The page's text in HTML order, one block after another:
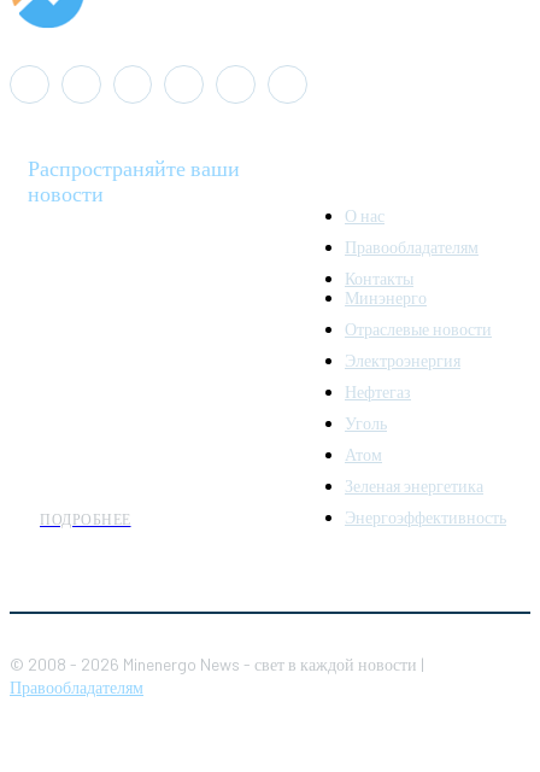
Распространяйте ваши
новости
ПОДРОБНЕЕ
О нас
Правообладателям
Контакты
Минэнерго
Отраслевые новости
Электроэнергия
Нефтегаз
Уголь
Атом
Зеленая энергетика
Энергоэффективность
© 2008 - 2026 Minenergo News - свет в каждой новости |
Правообладателям